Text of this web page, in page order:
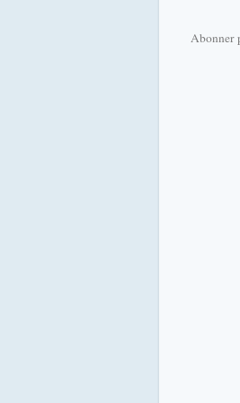
Abonner